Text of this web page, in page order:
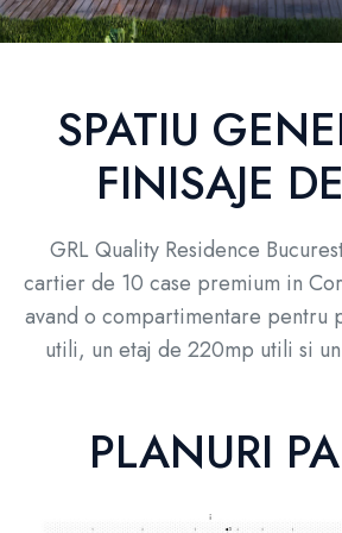
SPATIU
FINISAJE
GRL Quality Residence
cartier de 10 case premium in
avand o compartimentare pentru
utili, un etaj de 220mp utili si
PLANURI